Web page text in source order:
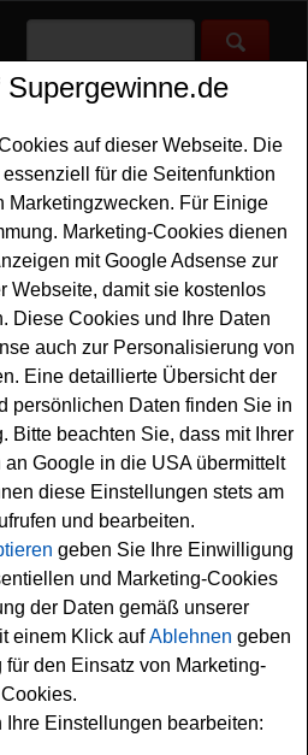
>Sonstige Gewinnspiele
- Schuh-
für alle
eineSchuh-Flatrate gewinnen
Schuh-Flatrate für ein ganzes
sich der Gewinner ein Paar
Um an dem Gabor
zu können, müssen Sie
ausfüllen und den
Schon können Sie
Glück das tolle Schuh-
Erfolg!
Schuh-Flatrate für ein
ein Paar Schuhe
auf dieser Webseite. Die
für die Seitenfunktion
Marketingzwecken. Für Einige
Marketing-Cookies dienen
mit Google Adsense zur
Webseite, damit sie kostenlos
Diese Cookies und Ihre Daten
auch zur Personalisierung von
Eine detaillierte Übersicht der
persönlichen Daten finden Sie in
Bitte beachten Sie, dass mit Ihrer
Google in die USA übermittelt
diese Einstellungen stets am
und bearbeiten.
geben Sie Ihre Einwilligung
und Marketing-Cookies
der Daten gemäß unserer
einem Klick aufAblehnen geben
den Einsatz von Marketing-
Cookies.
Einstellungen bearbeiten: